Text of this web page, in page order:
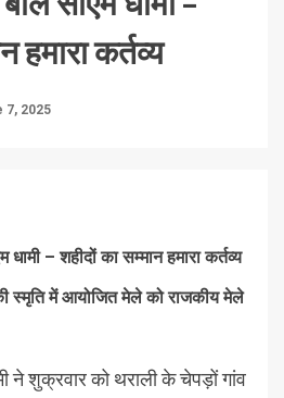
हमारा कर्तव्य
7, 2025
धामी – शहीदों का सम्मान हमारा कर्तव्य
स्मृति में आयोजित मेले को राजकीय मेले
ने शुक्रवार को थराली के चेपड़ों गांव